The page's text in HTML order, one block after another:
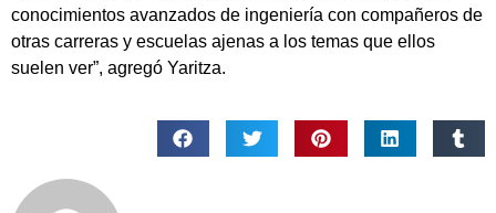
conocimientos avanzados de ingeniería con compañeros de
otras carreras y escuelas ajenas a los temas que ellos
suelen ver”, agregó Yaritza.